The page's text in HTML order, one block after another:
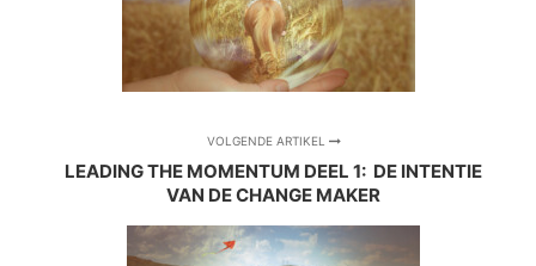
VOLGENDE ARTIKEL
LEADING THE MOMENTUM DEEL 1: DE INTENTIE
VAN DE CHANGE MAKER